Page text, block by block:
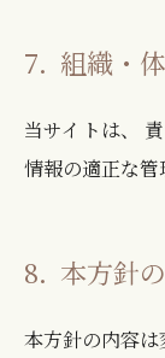
7．組織・
当サイトは、
情報の適正な管
8．本方針
本方針の内容は